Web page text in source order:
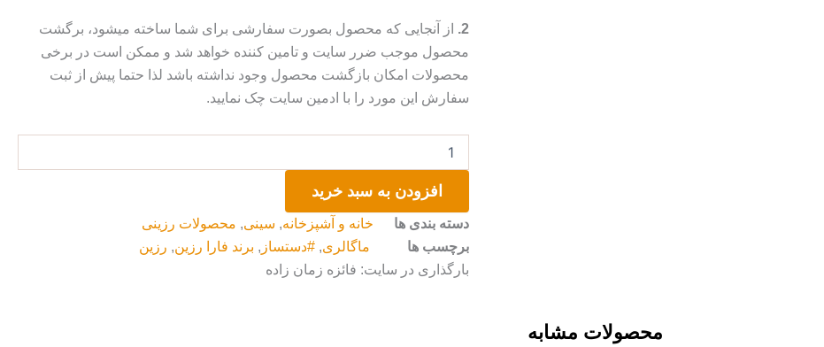
2.
از آنجایی که محصول بصورت سفارشی برای شما ساخته میشود، برگشت
محصول موجب ضرر سایت و تامین کننده خواهد شد و ممکن است در برخی
محصولات امکان بازگشت محصول وجود نداشته باشد لذا حتما پیش از ثبت
سفارش این مورد را با ادمین سایت چک نمایید.
رزینی
عدد
افزودن به سبد خرید
دسته بندی ها خانه و آشپزخانه, سینی, محصولات رزینی
برچسب ها
ماگالری,#دستساز , برند فارا رزین, رزین
بارگذاری در سایت: فائزه زمان زاده
محصولات مشابه